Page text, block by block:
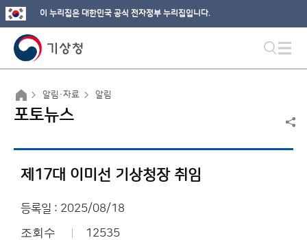
이 누리집은 대한민국 공식 전자정부 누리집입니다.
알림·자료 알림
포토뉴스
제17대 이미선 기상청장 취임
등록일 : 2025/08/18
조회수 12535